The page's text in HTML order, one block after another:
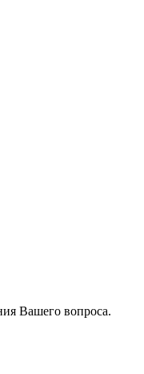
Вашего вопроса.